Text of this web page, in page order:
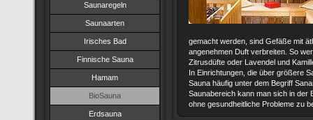
Saunaregeln
Saunaarten
Irisches Bad
Finnische Sauna
Hamam
BioSauna
Erdsauna
gemacht werden, sind Gefäße mit
angenehmen Duft verbreiten. So
Zitrusdüfte oder Lavendel und
In Einrichtungen, die über größere
Sauna häufig unter dem Begriff
Saunabereich kann man sich in der
ohne gesundheitliche Probleme zu